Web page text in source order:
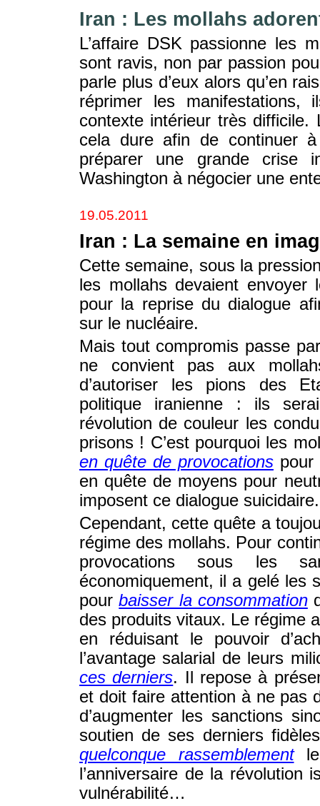
Iran : Les mollahs
L’affaire DSK passionne les
sont ravis, non par passion
parle plus d’eux alors qu’en
réprimer les
contexte intérieur très difficile.
cela dure afin de continuer
préparer une grande crise
Washington à négocier une
19.05.2011
Iran : La semaine en
Cette semaine, sous la
les mollahs devaient envoyer
pour la reprise du dialogue
sur le nucléaire.
Mais tout compromis passe
ne convient pas aux
d’autoriser les pions des
politique iranienne : ils
révolution de couleur les
prisons ! C’est pourquoi les
en quête de provocations pour
en quête de moyens pour
imposent ce dialogue suicidaire.
Cependant, cette quête a
régime des mollahs. Pour
provocations sous les
économiquement, il a gelé les
pourbaisser la consommation
des produits vitaux. Le régime
en réduisant le pouvoir
l’avantage salarial de leurs
ces derniers. Il repose à
et doit faire attention à ne pas
d’augmenter les sanctions
soutien de ses derniers
quelconque rassemblementle
l’anniversaire de la révolution
vulnérabilité…